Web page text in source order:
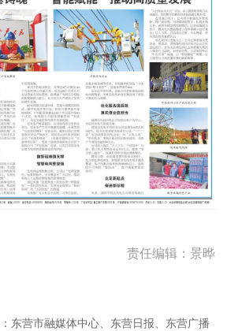
责任编辑：景晔
东营市融媒体中心、东营日报、东营广播